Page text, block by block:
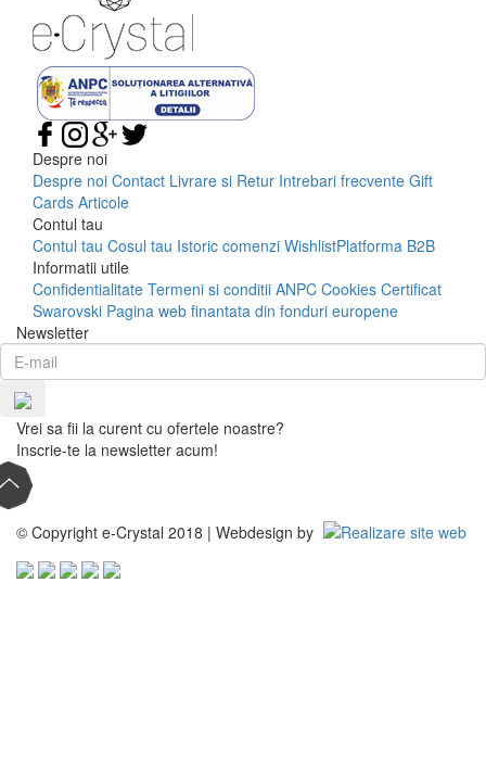
Despre noi
Despre noi Contact Livrare si Retur Intrebari frecvente Gift
Cards Articole
Contul tau
Contul tau Cosul tau Istoric comenzi WishlistPlatforma B2B
Informatii utile
Confidentialitate Termeni si conditii ANPC Cookies Certificat
Swarovski Pagina web finantata din fonduri europene
Newsletter
Vrei sa fii la curent cu ofertele noastre?
Inscrie-te la newsletter acum!
© Copyright e-Crystal 2018 | Webdesign by